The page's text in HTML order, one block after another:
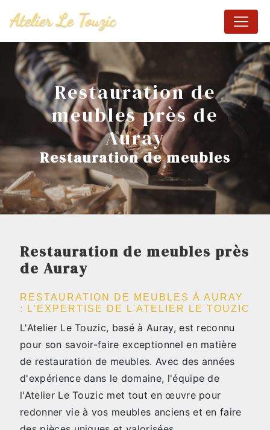
Restauration de
meubles près de
Auray
Restauration de meubles
Restauration de meubles près
de Auray
RESTAURATION DE MEUBLES À AURAY
: L'EXPERTISE DE L'ATELIER LE TOUZIC
L'Atelier Le Touzic, basé à Auray, est reconnu
pour son savoir-faire exceptionnel en matière
de restauration de meubles. Avec des années
d'expérience dans le domaine, l'équipe de
l'Atelier Le Touzic met tout en œuvre pour
redonner vie à vos meubles anciens et en faire